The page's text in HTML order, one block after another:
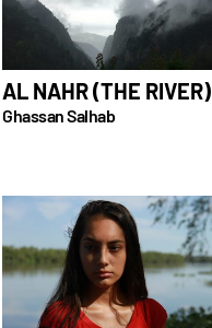
AL NAHR (THE RIVER)
Ghassan Salhab